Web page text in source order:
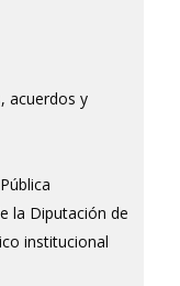
acuerdos y
la Diputación de
institucional